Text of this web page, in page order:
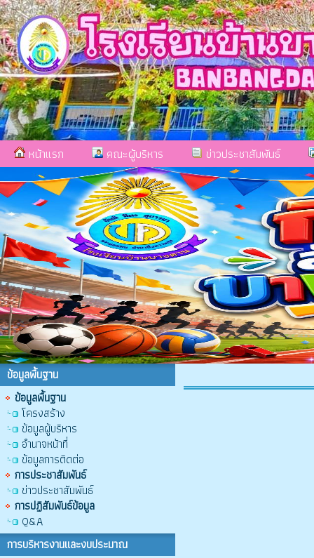
หน้าแรก คณะผู้บริหาร ข่าวประชาสัมพันธ์
ข้อมูลพื้นฐาน
ข้อมูลพื้นฐาน
โครงสร้าง
ข้อมูลผู้บริหาร
อำนาจหน้าที่
ข้อมูลการติดต่อ
การประชาสัมพันธ์
ข่าวประชาสัมพันธ์
การปฏิสัมพันธ์ข้อมูล
Q&A
การบริหารงานและงบประมาณ